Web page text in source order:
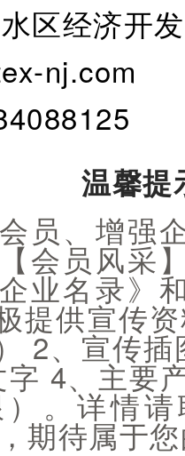
区经济开
nj.com
温馨提
员、增强
会员风采
业名录》
提供宣传
2、宣传
4、主要
。详情
期待属于